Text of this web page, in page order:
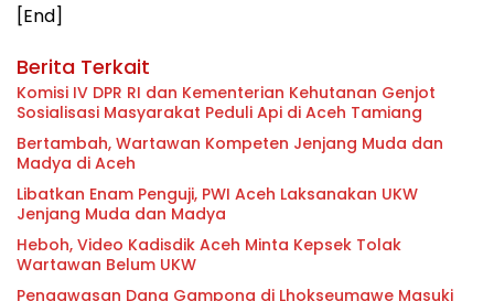
[End]
Berita Terkait
Komisi IV DPR RI dan Kementerian Kehutanan Genjot
Sosialisasi Masyarakat Peduli Api di Aceh Tamiang
Bertambah, Wartawan Kompeten Jenjang Muda dan
Madya di Aceh
Libatkan Enam Penguji, PWI Aceh Laksanakan UKW
Jenjang Muda dan Madya
Heboh, Video Kadisdik Aceh Minta Kepsek Tolak
Wartawan Belum UKW
Pengawasan Dana Gampong di Lhokseumawe Masuki